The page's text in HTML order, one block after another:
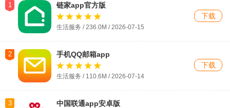
1 链家app官方版
生活服务 / 236.0M / 2026-07-15
下载
2 手机QQ邮箱app
生活服务 / 110.6M / 2026-07-14
下载
3 中国联通app安卓版